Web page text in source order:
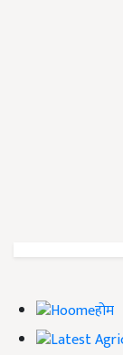
होम